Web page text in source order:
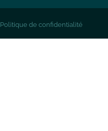
Politique de confidentialité